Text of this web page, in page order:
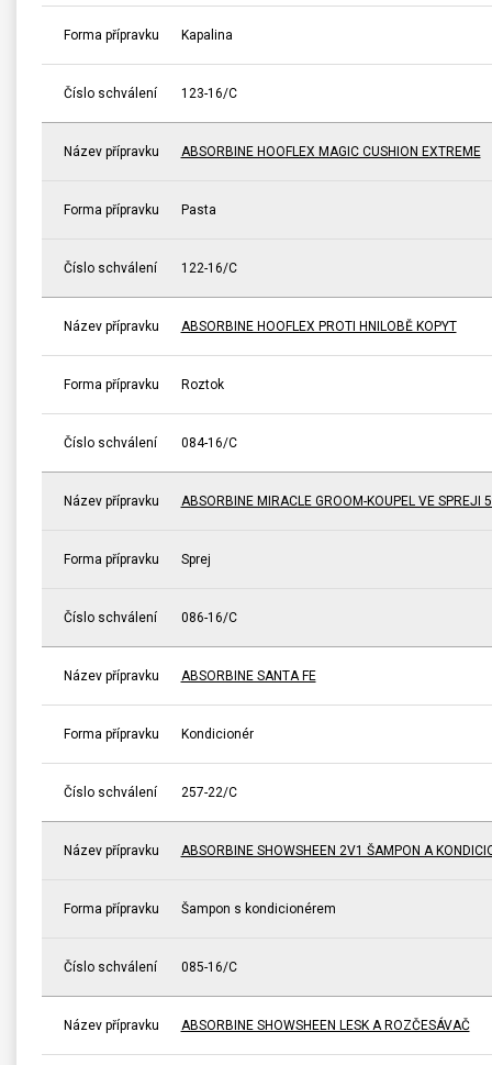
Forma přípravku Kapalina
Číslo schválení 123-16/C
Název přípravku ABSORBINE HOOFLEX MAGIC CUSHION EXTREME
Forma přípravku Pasta
Číslo schválení 122-16/C
Název přípravku ABSORBINE HOOFLEX PROTI HNILOBĚ KOPYT
Forma přípravku Roztok
Číslo schválení 084-16/C
Název přípravku ABSORBINE MIRACLE GROOM-KOUPEL VE SPREJI
Forma přípravku Sprej
Číslo schválení 086-16/C
Název přípravku ABSORBINE SANTA FE
Forma přípravku Kondicionér
Číslo schválení 257-22/C
Název přípravku ABSORBINE SHOWSHEEN 2V1 ŠAMPON A
Forma přípravku Šampon s kondicionérem
Číslo schválení 085-16/C
Název přípravku ABSORBINE SHOWSHEEN LESK A ROZČESÁVAČ